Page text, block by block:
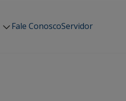
Fale ConoscoServidor